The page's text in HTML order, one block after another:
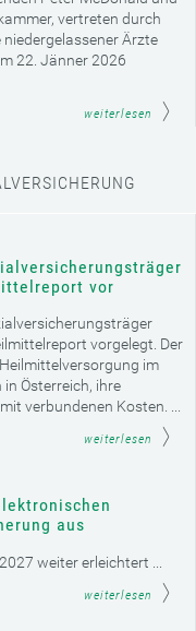
vertreten durch
Ärzte
22. Jänner 2026
weiterlesen
vor
vorgelegt. Der
im
in Österreich, ihre
verbundenen Kosten. ...
weiterlesen
aus
weiter erleichtert ...
weiterlesen